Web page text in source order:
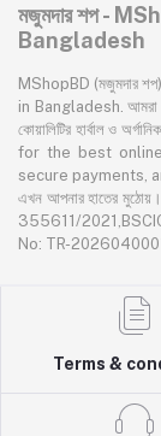
মজুমদার শপ -
Bangladesh
MShopBD (মজুমদার
in Bangladesh. আমরা
কোয়ালিটির হার্বাল ও
for the best
secure payments,
এখন আপনার হাতের
355611/
No: TR-
Terms &